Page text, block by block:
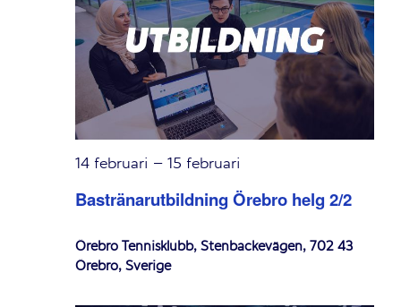
Bastränarutbildning Örebro helg 2/2
14 februari – 15 februari
Örebro Tennisklubb, Stenbackevägen, 702 43
Örebro, Sverige